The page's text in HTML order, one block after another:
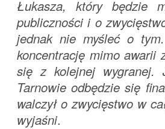
Łukasza, który będzie
publiczności i o
jednak nie myśleć o
koncentrację mimo awarii
się z kolejnej
Tarnowie odbędzie się
walczył o zwycięstwo w
wyjaśni.